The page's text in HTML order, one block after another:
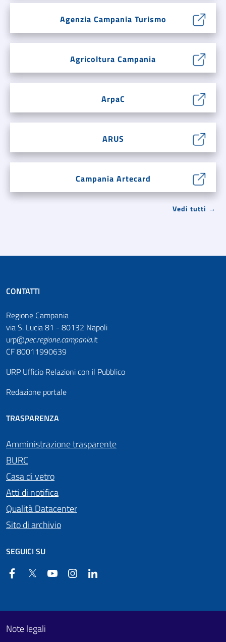
Agenzia Campania Turismo
Agricoltura Campania
ArpaC
ARUS
Campania Artecard
Vedi tutti →
CONTATTI
Regione Campania
via S. Lucia 81 - 80132 Napoli
urp@pec.regione.campania.it
CF 80011990639
URP Ufficio Relazioni con il Pubblico
Redazione portale
TRASPARENZA
Amministrazione trasparente
BURC
Casa di vetro
Atti di notifica
Qualità Datacenter
Sito di archivio
SEGUICI SU
FacebookTwitter YouTube Instagram
Footer First
Useful links section
Note legali